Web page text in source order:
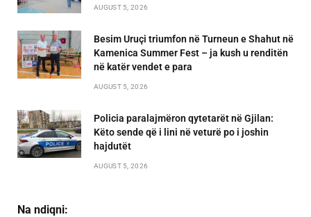
AUGUST 5, 2026
Besim Uruçi triumfon në Turneun e Shahut në
Kamenica Summer Fest – ja kush u renditën
në katër vendet e para
AUGUST 5, 2026
Policia paralajmëron qytetarët në Gjilan:
Këto sende që i lini në veturë po i joshin
hajdutët
AUGUST 5, 2026
Na ndiqni: